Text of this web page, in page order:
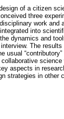
of a citizen
three
work
into
dynamics and
The
usual
aspects in
strategies in